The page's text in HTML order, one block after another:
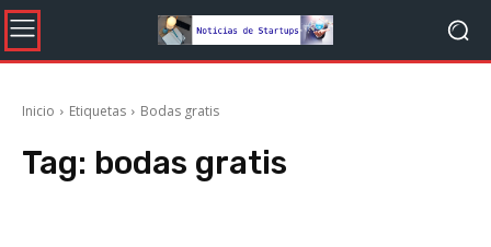
Inicio Etiquetas Bodas gratis
Tag: bodas gratis